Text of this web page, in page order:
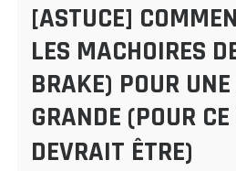
[ASTUCE]
LES MACHOIRES
BRAKE) POUR
GRANDE (POUR
DEVRAIT ÊTRE)